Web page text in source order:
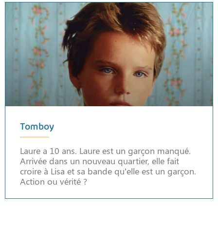
Tomboy
Laure a 10 ans. Laure est un garçon manqué.
Arrivée dans un nouveau quartier, elle fait
croire à Lisa et sa bande qu’elle est un garçon.
Action ou vérité ?